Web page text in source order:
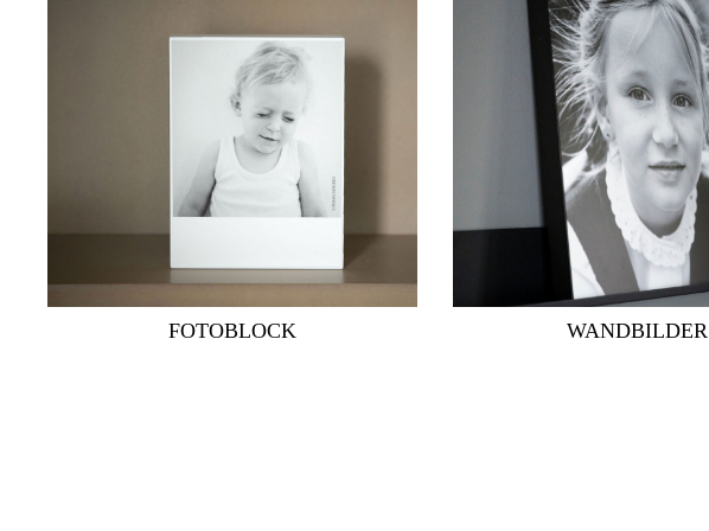
WANDBILDER
FOTOBLOCK